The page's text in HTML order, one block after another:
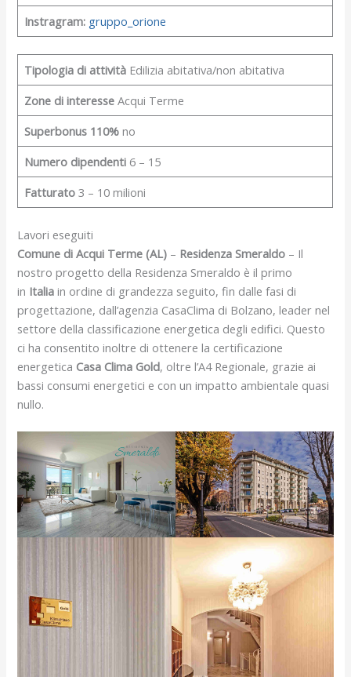
Instragram: gruppo_orione
Tipologia di attivitàEdilizia abitativa/non abitativa
Zone di interesseAcqui Terme
Superbonus 110%no
Numero dipendenti6 – 15
Fatturato3 – 10 milioni
Lavori eseguiti
Comune di Acqui Terme (AL) – Residenza Smeraldo – Il
nostro progetto della Residenza Smeraldo è il primo
in Italia in ordine di grandezza seguito, fin dalle fasi di
progettazione, dall’agenzia CasaClima di Bolzano, leader nel
settore della classificazione energetica degli edifici. Questo
ci ha consentito inoltre di ottenere la certificazione
energetica Casa Clima Gold, oltre l’A4 Regionale, grazie ai
bassi consumi energetici e con un impatto ambientale quasi
nullo.